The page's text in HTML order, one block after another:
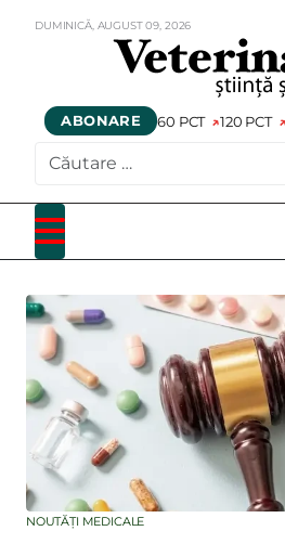
DUMINICĂ, AUGUST09, 2026
ABONARE 60 PCT 120 PCT
NOUTĂȚI MEDICALE